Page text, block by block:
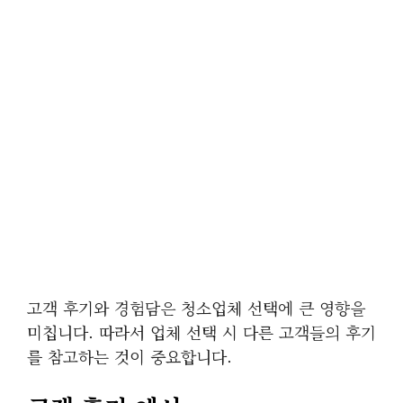
고객 후기와 경험담은 청소업체 선택에 큰 영향을
미칩니다. 따라서 업체 선택 시 다른 고객들의 후기
를 참고하는 것이 중요합니다.